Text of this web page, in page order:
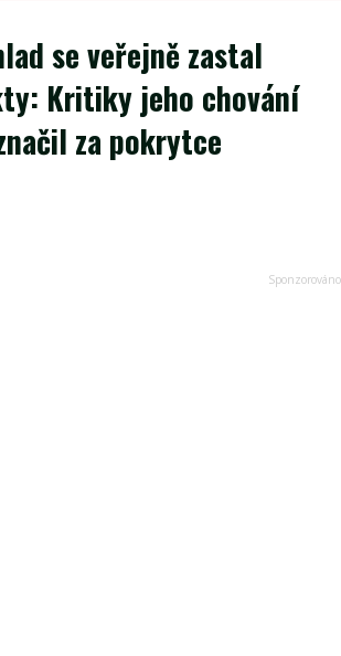
se veřejně zastal
Kritiky jeho chování
za pokrytce